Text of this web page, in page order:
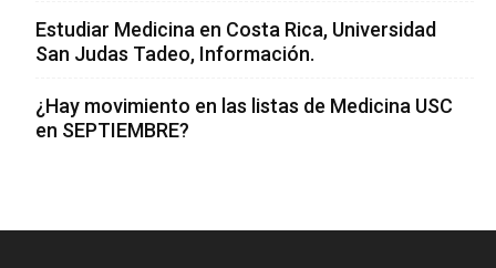
Estudiar Medicina en Costa Rica, Universidad
San Judas Tadeo, Información.
¿Hay movimiento en las listas de Medicina USC
en SEPTIEMBRE?